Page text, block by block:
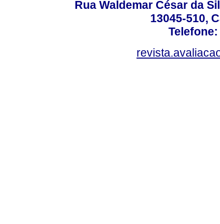
Rua Waldemar César da
13045-510,
Telefone: